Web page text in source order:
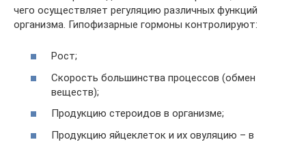
чего осуществляет регуляцию различных функций
организма. Гипофизарные гормоны контролируют:
Рост;
Скорость большинства процессов (обмен
веществ);
Продукцию стероидов в организме;
Продукцию яйцеклеток и их овуляцию – в